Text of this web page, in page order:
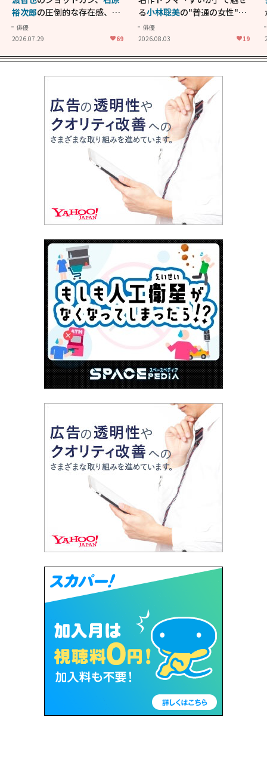
裕次郎の圧倒的な存在感、 舘
ひろし
ン！"大門軍団"のカッコよさ
II」
俳優
2026.07.29
69
る小林聡美の"普通の女性"が
大人に刺さる...映画「かもめ
食堂」にも通じる静かな芝居
俳優
2026.08.03
19